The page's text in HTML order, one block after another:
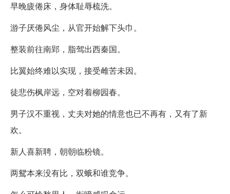
早晚疲倦床，身体耻辱梳洗。
游子厌倦风尘，从官开始解下头巾。
整装前往南郢，脂驾出西秦国。
比翼始终难以实现，接受雌苦未因。
徒悲伤枫岸远，空对着柳园春。
男子汉不重视，丈夫对她的情意也已不再有，又有了新
欢。
新人喜新聘，朝朝临粉镜。
两鸳本来没有比，双蛾和谁竞争。